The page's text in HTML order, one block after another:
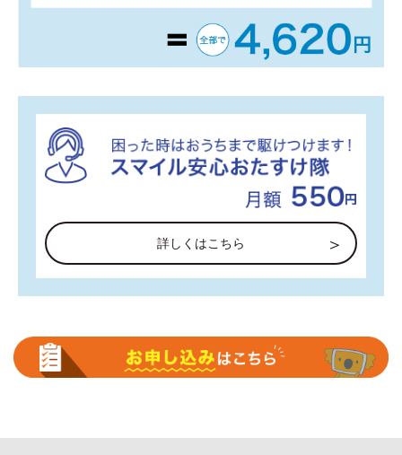
詳しくはこちら